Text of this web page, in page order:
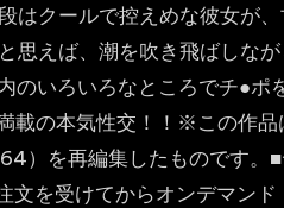
はクールで控えめな彼女が
思えば、潮を吹き飛ばしな
のいろいろなところでチ●ポ
載の本気性交！！※この作
）を再編集したものです。■
文を受けてからオンデマン